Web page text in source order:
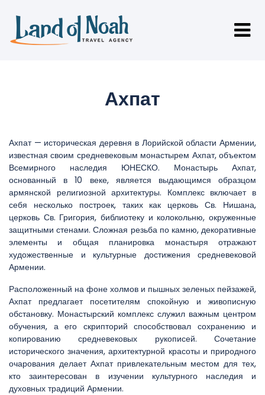
Ахпат
Ахпат — историческая деревня в Лорийской области Армении,
известная своим средневековым монастырем Ахпат, объектом
Всемирного наследия ЮНЕСКО. Монастырь Ахпат,
основанный в 10 веке, является выдающимся образцом
армянской религиозной архитектуры. Комплекс включает в
себя несколько построек, таких как церковь Св. Нишана,
церковь Св. Григория, библиотеку и колокольню, окруженные
защитными стенами. Сложная резьба по камню, декоративные
элементы и общая планировка монастыря отражают
художественные и культурные достижения средневековой
Армении.
Расположенный на фоне холмов и пышных зеленых пейзажей,
Ахпат предлагает посетителям спокойную и живописную
обстановку. Монастырский комплекс служил важным центром
обучения, а его скрипторий способствовал сохранению и
копированию средневековых рукописей. Сочетание
исторического значения, архитектурной красоты и природного
очарования делает Ахпат привлекательным местом для тех,
кто заинтересован в изучении культурного наследия и
духовных традиций Армении.